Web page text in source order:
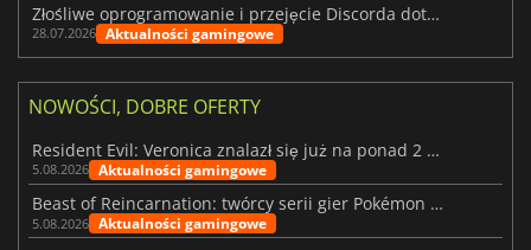
Złośliwe oprogramowanie i przejęcie Discorda dotknęły Meccha Chameleon
28.07.2026 Aktualności gamingowe
NOWOŚCI, DOBRE OFERTY
Resident Evil: Veronica znalazł się już na ponad 2 milionach list życzeń
5.08.2026 Aktualności gamingowe
Beast of Reincarnation: twórcy serii gier Pokémon wkraczają na nową ścieżkę
5.08.2026 Aktualności gamingowe